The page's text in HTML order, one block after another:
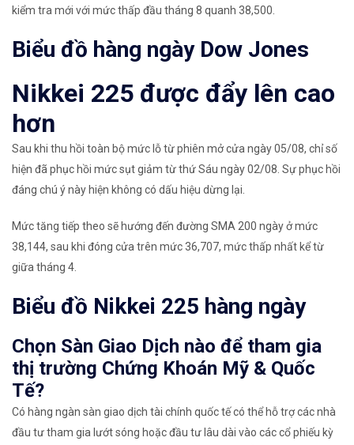
kiểm tra mới với mức thấp đầu tháng 8 quanh 38,500.
Biểu đồ hàng ngày Dow Jones
Nikkei 225 được đẩy lên cao
hơn
Sau khi thu hồi toàn bộ mức lỗ từ phiên mở cửa ngày 05/08, chỉ số
hiện đã phục hồi mức sụt giảm từ thứ Sáu ngày 02/08. Sự phục hồi
đáng chú ý này hiện không có dấu hiệu dừng lại.
Mức tăng tiếp theo sẽ hướng đến đường SMA 200 ngày ở mức
38,144, sau khi đóng cửa trên mức 36,707, mức thấp nhất kể từ
giữa tháng 4.
Biểu đồ Nikkei 225 hàng ngày
Chọn Sàn Giao Dịch nào để tham gia
thị trường Chứng Khoán Mỹ & Quốc
Tế?
Có hàng ngàn sàn giao dịch tài chính quốc tế có thể hỗ trợ các nhà
đầu tư tham gia lướt sóng hoặc đầu tư lâu dài vào các cổ phiếu kỳ